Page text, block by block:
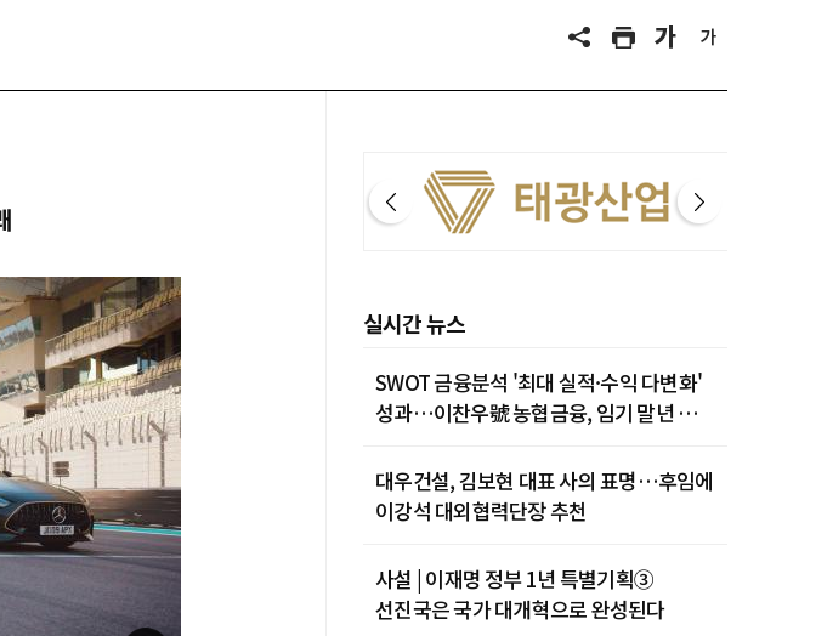
실시간 뉴스
SWOT 금융분석 '최대 실적·수익 다변화'
성과…이찬우號 농협금융, 임기 말년 성장
대우건설, 김보현 대표 사의 표명…후임에
이강석 대외협력단장 추천
사설 | 이재명 정부 1년 특별기획③
선진국은 국가 대개혁으로 완성된다